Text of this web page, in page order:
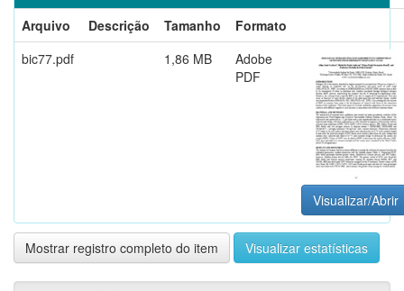
Arquivo
Descrição Tamanho
Formato
bic77.pdf
1,86 MB
Adobe
PDF
Visualizar/Abrir
Mostrar registro completo do item Visualizar estatísticas